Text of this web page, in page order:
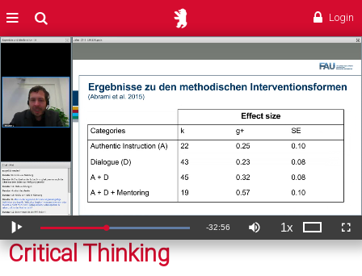
Login
Critical Thinking
Critical Thinking
Wiedergabe Geladen:
44.11%
Verbleibende
-32:56
Ton
aus
1x